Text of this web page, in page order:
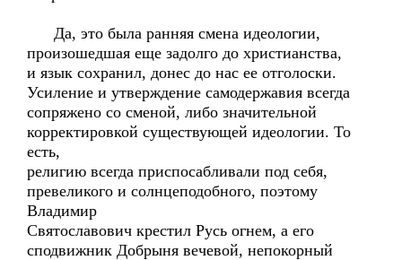
Да, это была ранняя смена идеологии,
произошедшая еще задолго до христианства,
и язык сохранил, донес до нас ее отголоски.
Усиление и утверждение самодержавия всегда
сопряжено со сменой, либо значительной
корректировкой существующей идеологии. То
есть,
религию всегда приспосабливали под себя,
превеликого и солнцеподобного, поэтому
Владимир
Святославович крестил Русь огнем, а его
сподвижник Добрыня вечевой, непокорный